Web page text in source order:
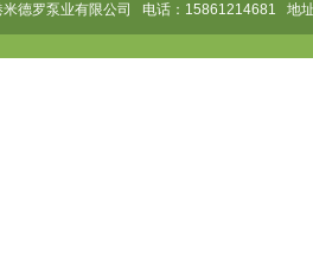
米德罗泵业有限公司 电话：15861214681